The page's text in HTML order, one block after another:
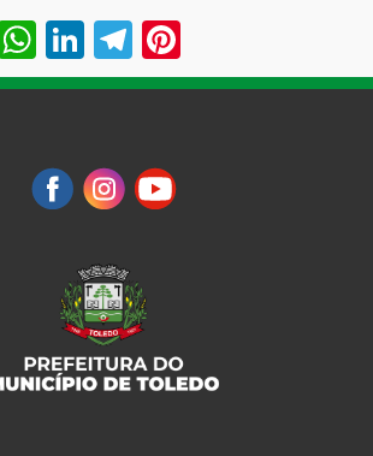
WhatsApp
LinkedIn
Telegram